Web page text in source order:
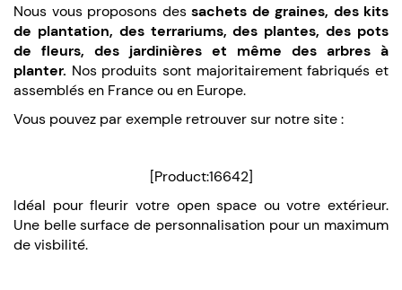
Nous vous proposons des sachets de graines, des kits
de plantation, des terrariums, des plantes, des pots
de fleurs, des jardinières et même des arbres à
planter. Nos produits sont majoritairement fabriqués et
assemblés en France ou en Europe.
Vous pouvez par exemple retrouver sur notre site :
[Product:16642]
Idéal pour fleurir votre open space ou votre extérieur.
Une belle surface de personnalisation pour un maximum
de visbilité.